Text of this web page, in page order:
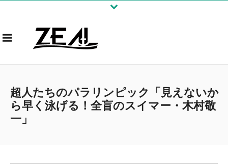
超人たちのパラリンピック「見えないか
ら早く泳げる！全盲のスイマー・木村敬
一」